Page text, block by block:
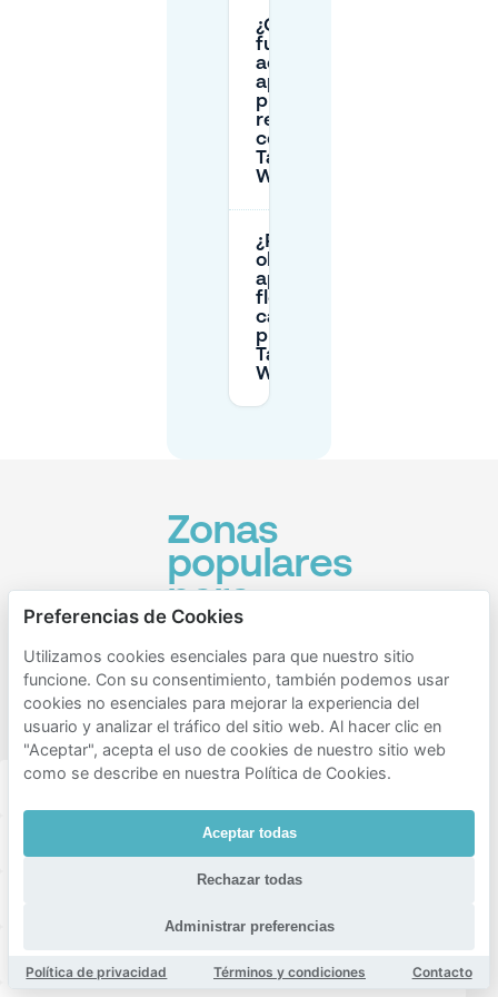
¿Cómo
funciona el
acceso para
aparcamientos
privados
reservados
cerca de
Tanzhaus
West?
¿Puedo
obtener un
aparcamiento
flexible si
cambian mis
planes para
Tanzhaus
West?
Zonas
populares
para
aparcar
cercanos
Tanzhaus
West
Niederrad Gutleutviertel
Preferencias de Cookies
Utilizamos cookies esenciales para que nuestro sitio
funcione. Con su consentimiento, también podemos usar
cookies no esenciales para mejorar la experiencia del
usuario y analizar el tráfico del sitio web. Al hacer clic en
"Aceptar", acepta el uso de cookies de nuestro sitio web
como se describe en nuestra Política de Cookies.
Aceptar todas
Rechazar todas
Administrar preferencias
Política de privacidad Términos y condiciones Contacto